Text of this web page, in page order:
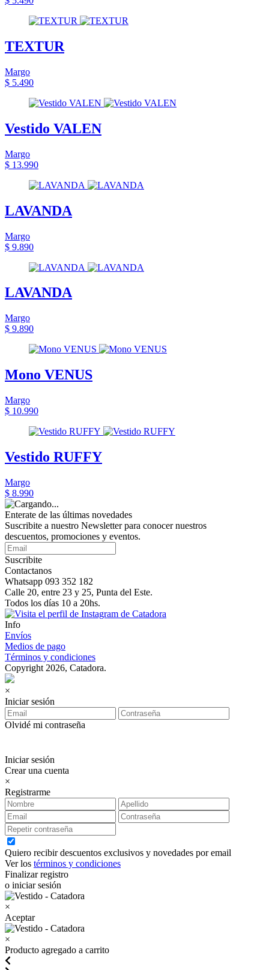
TEXTUR
Margo
$ 5.490
Vestido VALEN
Margo
$ 13.990
LAVANDA
Margo
$ 9.890
LAVANDA
Margo
$ 9.890
Mono VENUS
Margo
$ 10.990
Vestido RUFFY
Margo
$ 8.990
Enterate de las últimas novedades
Suscribite a nuestro Newsletter para conocer nuestros
descuentos, promociones y eventos.
Suscribite
Contactanos
Whatsapp 093 352 182
Calle 20, entre 23 y 25, Punta del Este.
Todos los días 10 a 20hs.
Info
Envíos
Medios de pago
Términos y condiciones
Copyright 2026, Catadora.
×
Iniciar sesión
Olvidé mi contraseña
Iniciar sesión
Crear una cuenta
×
Registrarme
Quiero recibir descuentos exclusivos y novedades por email
Ver los términos y condiciones
Finalizar registro
o iniciar sesión
×
Aceptar
×
Producto agregado a carrito